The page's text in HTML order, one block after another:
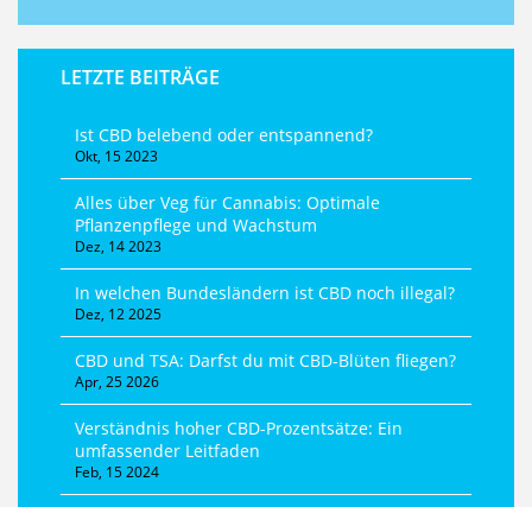
LETZTE BEITRÄGE
Ist CBD belebend oder entspannend?
Okt, 15 2023
Alles über Veg für Cannabis: Optimale
Pflanzenpflege und Wachstum
Dez, 14 2023
In welchen Bundesländern ist CBD noch illegal?
Dez, 12 2025
CBD und TSA: Darfst du mit CBD-Blüten fliegen?
Apr, 25 2026
Verständnis hoher CBD-Prozentsätze: Ein
umfassender Leitfaden
Feb, 15 2024